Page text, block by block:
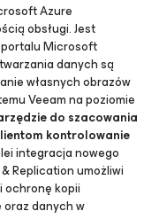
Azure
obsługi. Jest
portalu Microsoft
danych są
własnych obrazów
Veeam na poziomie
do szacowania
kontrolowanie
integracja nowego
Replicationumożliwi
ochronę kopii
danych w